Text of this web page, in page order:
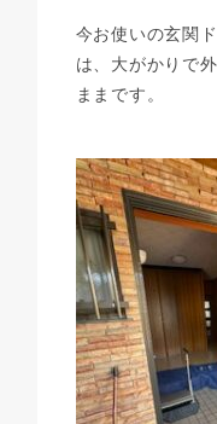
今お使いの玄関
は、大がかりで
ままです。